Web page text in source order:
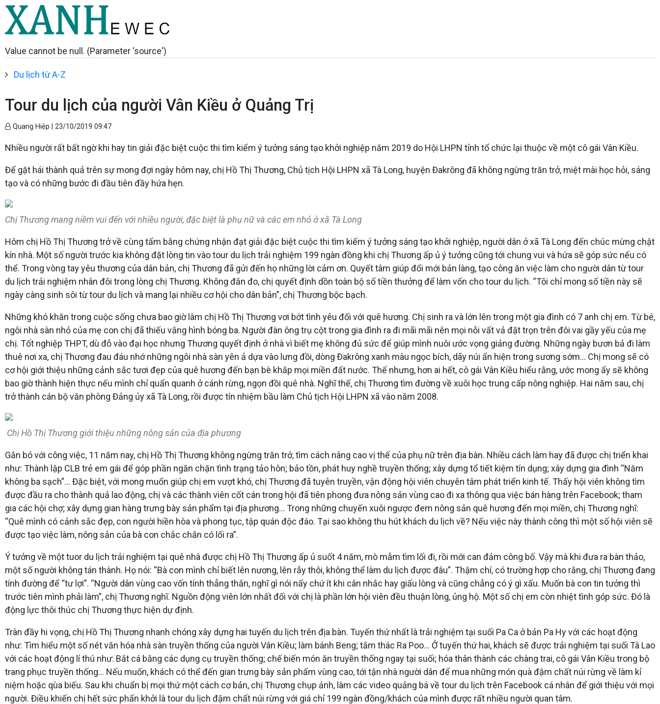
Value cannot be null. (Parameter 'source')
Du lịch từ A-Z
Tour du lịch của người Vân Kiều ở Quảng Trị
Quang Hiệp | 23/10/2019 09:47
Nhiều người rất bất ngờ khi hay tin giải đặc biệt cuộc thi tìm kiếm ý tưởng sáng tạo khởi nghiệp năm 2019 do Hội LHPN tỉnh tổ chức lại thuộc về một cô gái Vân Kiều.
Để gặt hái thành quả trên sự mong đợi ngày hôm nay, chị Hồ Thị Thương, Chủ tịch Hội LHPN xã Tà Long, huyện Đakrông đã không ngừng trăn trở, miệt mài học hỏi, sáng
tạo và có những bước đi đầu tiên đầy hứa hẹn.
Chị Thương mang niềm vui đến với nhiều người, đặc biệt là phụ nữ và các em nhỏ ở xã Tà Long​
Hôm chị Hồ Thị Thương trở về cùng tấm bằng chứng nhận đạt giải đặc biệt cuộc thi tìm kiếm ý tưởng sáng tạo khởi nghiệp, người dân ở xã Tà Long đến chúc mừng chật
kín nhà. Một số người trước kia không đặt lòng tin vào tour du lịch trải nghiệm 199 ngàn đồng khi chị Thương ấp ủ ý tưởng cũng tới chung vui và hứa sẽ góp sức nếu có
thể. Trong vòng tay yêu thương của dân bản, chị Thương đã gửi đến họ những lời cảm ơn. Quyết tâm giúp đổi mới bản làng, tạo công ăn việc làm cho người dân từ tour
du lịch trải nghiệm nhân đôi trong lòng chị Thương. Không đắn đo, chị quyết định dồn toàn bộ số tiền thưởng để làm vốn cho tour du lịch. “Tôi chỉ mong số tiền này sẽ
ngày càng sinh sôi từ tour du lịch và mang lại nhiều cơ hội cho dân bản”, chị Thương bộc bạch.
Những khó khăn trong cuộc sống chưa bao giờ làm chị Hồ Thị Thương vơi bớt tình yêu đối với quê hương. Chị sinh ra và lớn lên trong một gia đình có 7 anh chị em. Từ bé,
ngôi nhà sàn nhỏ của mẹ con chị đã thiếu vắng hình bóng ba. Người đàn ông trụ cột trong gia đình ra đi mãi mãi nên mọi nỗi vất vả đặt trọn trên đôi vai gầy yếu của mẹ
chị. Tốt nghiệp THPT, dù đỗ vào đại học nhưng Thương quyết định ở nhà vì biết mẹ không đủ sức để giúp mình nuôi ước vọng giảng đường. Những ngày bươn bả đi làm
thuê nơi xa, chị Thương đau đáu nhớ những ngôi nhà sàn yên ả dựa vào lưng đồi, dòng Đakrông xanh màu ngọc bích, dãy núi ẩn hiện trong sương sớm… Chị mong sẽ có
cơ hội giới thiệu những cảnh sắc tươi đẹp của quê hương đến bạn bè khắp mọi miền đất nước. Thế nhưng, hơn ai hết, cô gái Vân Kiều hiểu rằng, ước mong ấy sẽ không
bao giờ thành hiện thực nếu mình chỉ quẩn quanh ở cánh rừng, ngọn đồi quê nhà. Nghĩ thế, chị Thương tìm đường về xuôi học trung cấp nông nghiệp. Hai năm sau, chị
trở thành cán bộ văn phòng Đảng ủy xã Tà Long, rồi được tín nhiệm bầu làm Chủ tịch Hội LHPN xã vào năm 2008.
Chị Hồ Thị Thương giới thiệu những nông sản của địa phương​
Gắn bó với công việc, 11 năm nay, chị Hồ Thị Thương không ngừng trăn trở, tìm cách nâng cao vị thế của phụ nữ trên địa bàn. Nhiều cách làm hay đã được chị triển khai
như: Thành lập CLB trẻ em gái để góp phần ngăn chặn tình trạng tảo hôn; bảo tồn, phát huy nghề truyền thống; xây dựng tổ tiết kiệm tín dụng; xây dựng gia đình “Năm
không ba sạch”… Đặc biệt, với mong muốn giúp chị em vượt khó, chị Thương đã tuyên truyền, vận động hội viên chuyên tâm phát triển kinh tế. Thấy hội viên không tìm
được đầu ra cho thành quả lao động, chị và các thành viên cốt cán trong hội đã tiên phong đưa nông sản vùng cao đi xa thông qua việc bán hàng trên Facebook; tham
gia các hội chợ; xây dựng gian hàng trưng bày sản phẩm tại địa phương… Trong những chuyến xuôi ngược đem nông sản quê hương đến mọi miền, chị Thương nghĩ:
“Quê mình có cảnh sắc đẹp, con người hiền hòa và phong tục, tập quán độc đáo. Tại sao không thu hút khách du lịch về? Nếu việc này thành công thì một số hội viên sẽ
được tạo việc làm, nông sản của bà con chắc chắn có lối ra”.
Ý tưởng về một tuor du lịch trải nghiệm tại quê nhà được chị Hồ Thị Thương ấp ủ suốt 4 năm, mò mẫm tìm lối đi, rồi mới can đảm công bố. Vậy mà khi đưa ra bàn thảo,
một số người không tán thành. Họ nói: “Bà con mình chỉ biết lên nương, lên rẫy thôi, không thể làm du lịch được đâu”. Thậm chí, có trường hợp cho rằng, chị Thương đang
tính đường để “tư lợi”. “Người dân vùng cao vốn tính thẳng thắn, nghĩ gì nói nấy chứ ít khi cân nhắc hay giấu lòng và cũng chẳng có ý gì xấu. Muốn bà con tin tưởng thì
trước tiên mình phải làm”, chị Thương nghĩ. Nguồn động viên lớn nhất đối với chị là phần lớn hội viên đều thuận lòng, ủng hộ. Một số chị em còn nhiệt tình góp sức. Đó là
động lực thôi thúc chị Thương thực hiện dự định.
Tràn đầy hi vọng, chị Hồ Thị Thương nhanh chóng xây dựng hai tuyến du lịch trên địa bàn. Tuyến thứ nhất là trải nghiệm tại suối Pa Ca ở bản Pa Hy với các hoạt động
như: Tìm hiểu một số nét văn hóa nhà sàn truyền thống của người Vân Kiều; làm bánh Beng; tắm thác Ra Poo... Ở tuyến thứ hai, khách sẽ được trải nghiệm tại suối Tà Lao
với các hoạt động lí thú như: Bắt cá bằng các dụng cụ truyền thống; chế biến món ăn truyền thống ngay tại suối; hóa thân thành các chàng trai, cô gái Vân Kiều trong bộ
trang phục truyền thống… Nếu muốn, khách có thể đến gian trưng bày sản phẩm vùng cao, tới tận nhà người dân để mua những món quà đậm chất núi rừng về làm kỉ
niệm hoặc qùa biếu. Sau khi chuẩn bị mọi thứ một cách cơ bản, chị Thương chụp ảnh, làm các video quảng bá về tour du lịch trên Facebook cá nhân để giới thiệu với mọi
người. Điều khiến chị hết sức phấn khởi là tour du lịch đậm chất núi rừng với giá chỉ 199 ngàn đồng/khách của mình được rất nhiều người quan tâm.